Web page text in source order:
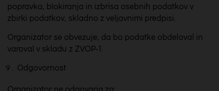
popravka, blokiranja in izbrisa osebnih podatkov v
zbirki podatkov, skladno z veljavnimi predpisi.
Organizator se obvezuje, da bo podatke obdeloval in
varoval v skladu z ZVOP-1.
Odgovornost